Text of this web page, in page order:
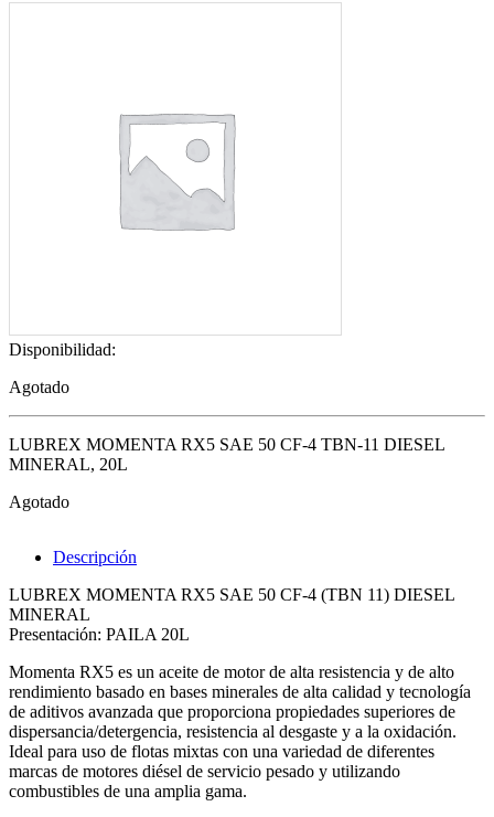
Disponibilidad:
Agotado
LUBREX MOMENTA RX5 SAE 50 CF-4 TBN-11 DIESEL
MINERAL, 20L
Agotado
Descripción
LUBREX MOMENTA RX5 SAE 50 CF-4 (TBN 11) DIESEL
MINERAL
Presentación: PAILA 20L
Momenta RX5 es un aceite de motor de alta resistencia y de alto
rendimiento basado en bases minerales de alta calidad y tecnología
de aditivos avanzada que proporciona propiedades superiores de
dispersancia/detergencia, resistencia al desgaste y a la oxidación.
Ideal para uso de flotas mixtas con una variedad de diferentes
marcas de motores diésel de servicio pesado y utilizando
combustibles de una amplia gama.